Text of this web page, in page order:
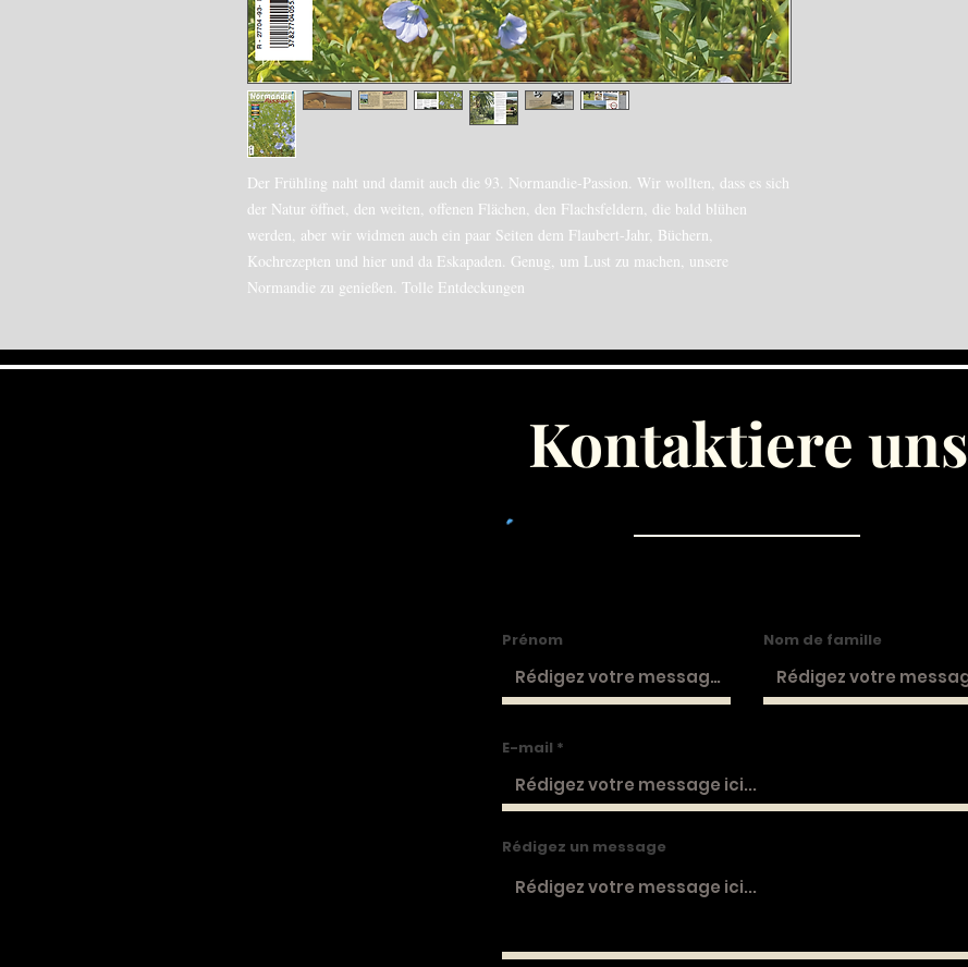
Der Frühling naht und damit auch die 93. Normandie-Passion. Wir wollten, dass es sich
der Natur öffnet, den weiten, offenen Flächen, den Flachsfeldern, die bald blühen
werden, aber wir widmen auch ein paar Seiten dem Flaubert-Jahr, Büchern,
Kochrezepten und hier und da Eskapaden. Genug, um Lust zu machen, unsere
Normandie zu genießen. Tolle Entdeckungen
Kontaktiere uns
Prénom Nom de famille
E-mail
Rédigez un message